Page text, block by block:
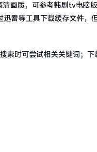
画质，可参考韩剧tv电脑
雷等工具下载缓存文件，
索时可尝试相关关键词；下